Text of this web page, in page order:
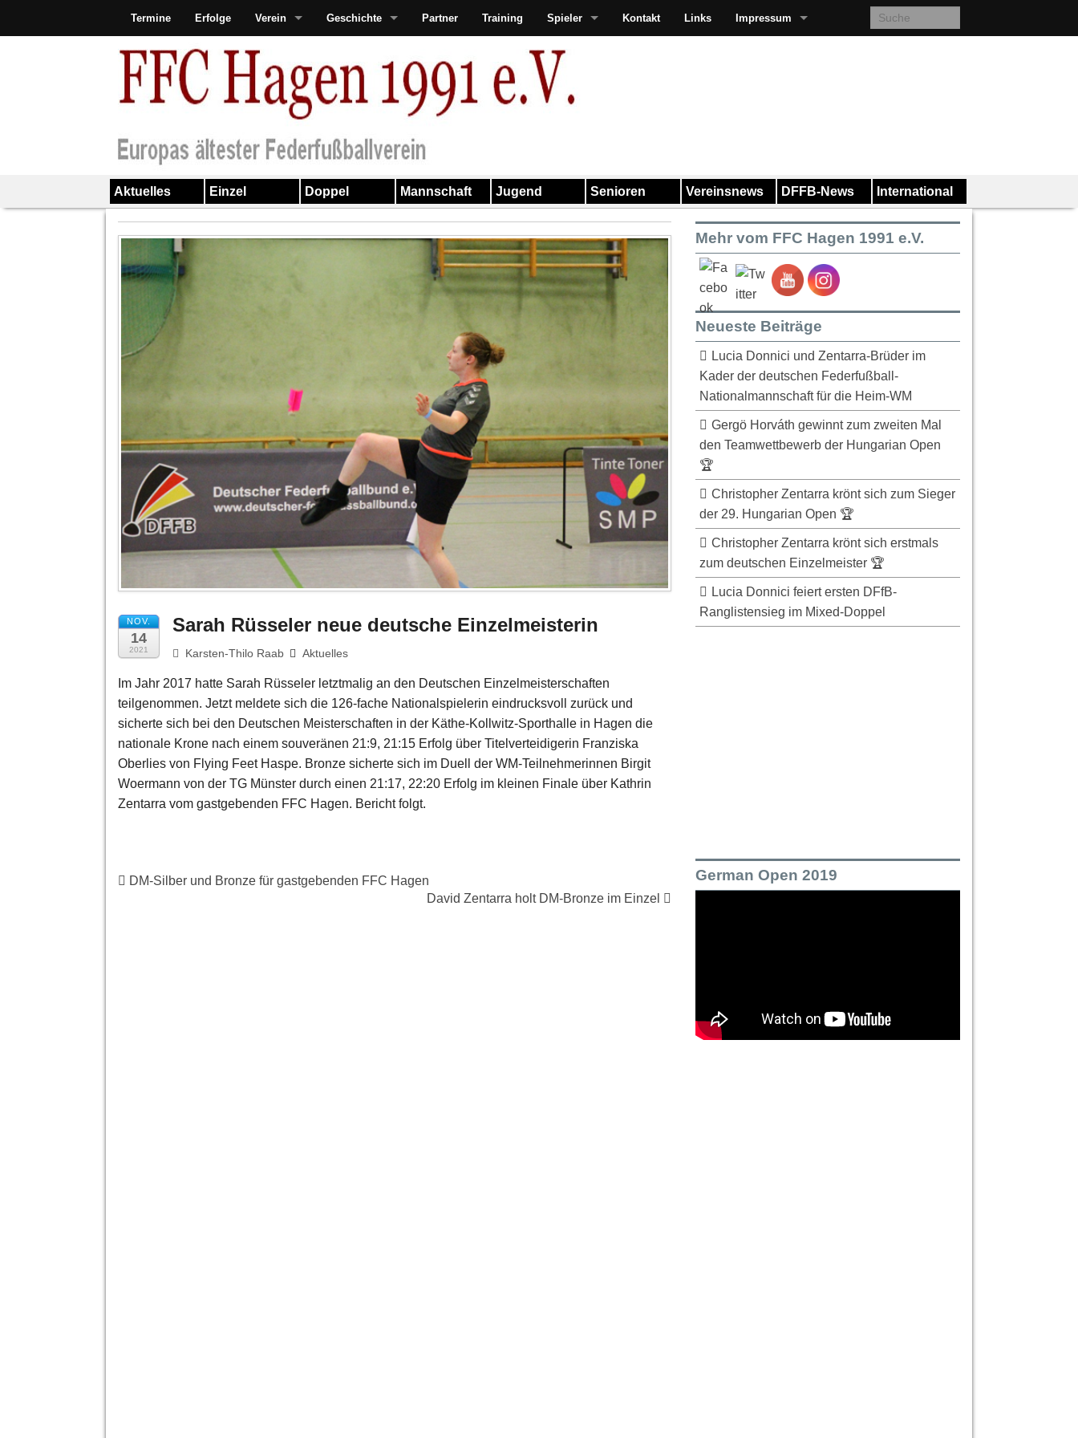
Termine Erfolge Verein Geschichte Partner Training Spieler Kontakt Links Impressum
Aktuelles Einzel Doppel Mannschaft Jugend Senioren Vereinsnews DFFB-News International
NOV.
14
2021
Sarah Rüsseler neue deutsche Einzelmeisterin
Karsten-Thilo Raab Aktuelles
Im Jahr 2017 hatte Sarah Rüsseler letztmalig an den Deutschen Einzelmeisterschaften
teilgenommen. Jetzt meldete sich die 126-fache Nationalspielerin eindrucksvoll zurück und
sicherte sich bei den Deutschen Meisterschaften in der Käthe-Kollwitz-Sporthalle in Hagen die
nationale Krone nach einem souveränen 21:9, 21:15 Erfolg über Titelverteidigerin Franziska
Oberlies von Flying Feet Haspe. Bronze sicherte sich im Duell der WM-Teilnehmerinnen Birgit
Woermann von der TG Münster durch einen 21:17, 22:20 Erfolg im kleinen Finale über Kathrin
Zentarra vom gastgebenden FFC Hagen. Bericht folgt.
DM-Silber und Bronze für gastgebenden FFC Hagen
David Zentarra holt DM-Bronze im Einzel
Mehr vom FFC Hagen 1991 e.V.
Neueste Beiträge
Lucia Donnici und Zentarra-Brüder im
Kader der deutschen Federfußball-
Nationalmannschaft für die Heim-WM
Gergö Horváth gewinnt zum zweiten Mal
den Teamwettbewerb der Hungarian Open
🏆
Christopher Zentarra krönt sich zum Sieger
der 29. Hungarian Open 🏆
Christopher Zentarra krönt sich erstmals
zum deutschen Einzelmeister 🏆
Lucia Donnici feiert ersten DFfB-
Ranglistensieg im Mixed-Doppel
German Open 2019